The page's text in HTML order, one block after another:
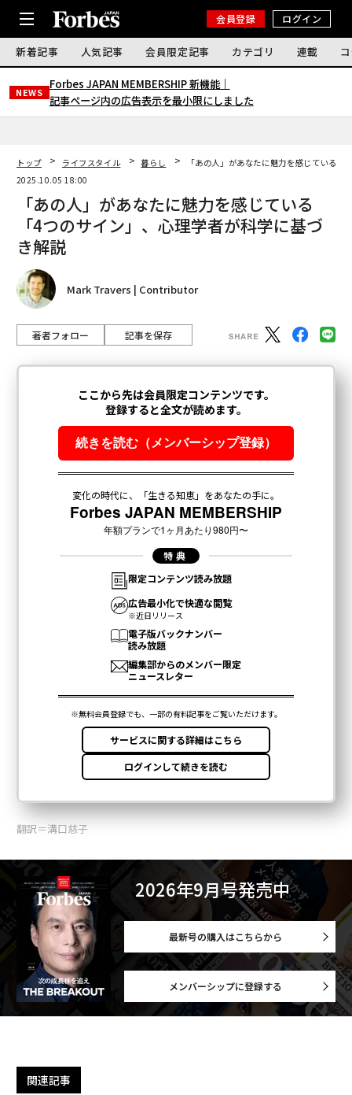
会員登録 ログイン
新着記事 人気記事 会員限定記事 カテゴリ 連載
NEWS
Forbes JAPAN MEMBERSHIP 新機能｜
記事ページ内の広告表示を最小限にしました
トップ ライフスタイル 暮らし
「あの人」があなたに魅力を感じている
2025.10.05 18:00
「あの人」があなたに魅力を感じている
「4つのサイン」、心理学者が科学に基づ
き解説
Mark Travers | Contributor
著者フォロー 記事を保存
翻訳＝溝口慈子
2026年9月号発売中
最新号の購入はこちらから
メンバーシップに登録する
関連記事